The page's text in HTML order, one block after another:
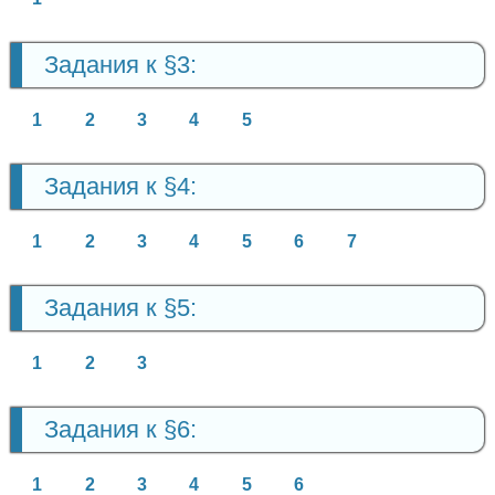
Задания к §3:
1 2 3 4 5
Задания к §4:
1 2 3 4 5 6 7
Задания к §5:
1 2 3
Задания к §6:
1 2 3 4 5 6